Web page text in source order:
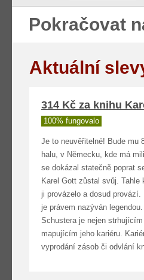
Pokračovat
Aktuální
314 Kč za knihu
100% fungovalo
Je to neuvěřitelné! Bude mu
halu, v Německu, kde má
se dokázal statečně poprat
Karel Gott zůstal svůj.
ji provázelo a dosud
je právem nazýván
Schustera je nejen
mapujícím jeho kariéru.
vyprodání zásob či odvlání